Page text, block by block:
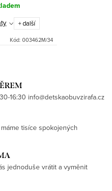
+ další
Kód: 003462M/34
16:30 info@detskaobuvzirafa.cz
tisíce spokojených
jednoduše vrátit a vyměnit